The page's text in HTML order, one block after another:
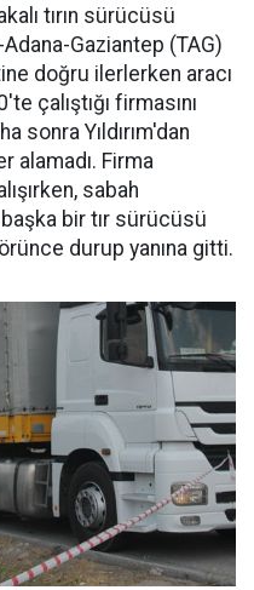
tırın sürücüsü
Adana-Gaziantep (TAG)
doğru ilerlerken aracı
çalıştığı firmasını
sonra Yıldırım'dan
alamadı. Firma
sabah
bir tır sürücüsü
durup yanına gitti.